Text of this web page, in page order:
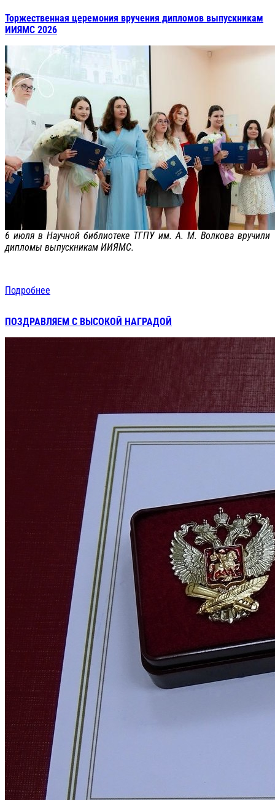
Торжественная церемония вручения дипломов выпускникам
ИИЯМС 2026
6 июля в Научной библиотеке ТГПУ им. А. М. Волкова вручили
дипломы выпускникам ИИЯМС.
Подробнее
ПОЗДРАВЛЯЕМ С ВЫСОКОЙ НАГРАДОЙ